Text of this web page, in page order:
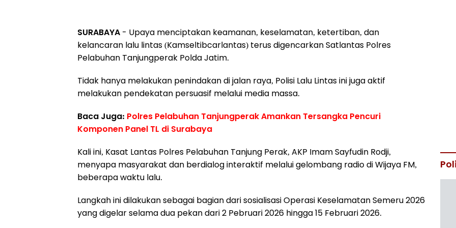
SURABAYA - Upaya menciptakan keamanan, keselamatan, ketertiban, dan
kelancaran lalu lintas (Kamseltibcarlantas) terus digencarkan Satlantas Polres
Pelabuhan Tanjungperak Polda Jatim.
Tidak hanya melakukan penindakan di jalan raya, Polisi Lalu Lintas ini juga aktif
melakukan pendekatan persuasif melalui media massa.
Baca Juga: Polres Pelabuhan Tanjungperak Amankan Tersangka Pencuri
Komponen Panel TL di Surabaya
Kali ini, Kasat Lantas Polres Pelabuhan Tanjung Perak, AKP Imam Sayfudin Rodji,
menyapa masyarakat dan berdialog interaktif melalui gelombang radio di Wijaya FM,
beberapa waktu lalu.
Langkah ini dilakukan sebagai bagian dari sosialisasi Operasi Keselamatan Semeru 2026
yang digelar selama dua pekan dari 2 Pebruari 2026 hingga 15 Februari 2026.